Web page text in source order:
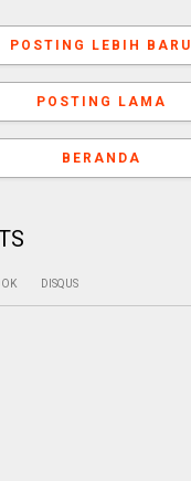
POSTING LEBIH BARU
POSTING LAMA
BERANDA
DISQUS